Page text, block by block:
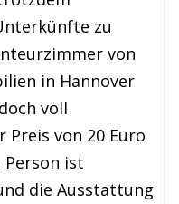
zu
von
in Hannover
voll
Preis von 20 Euro
ist
die Ausstattung